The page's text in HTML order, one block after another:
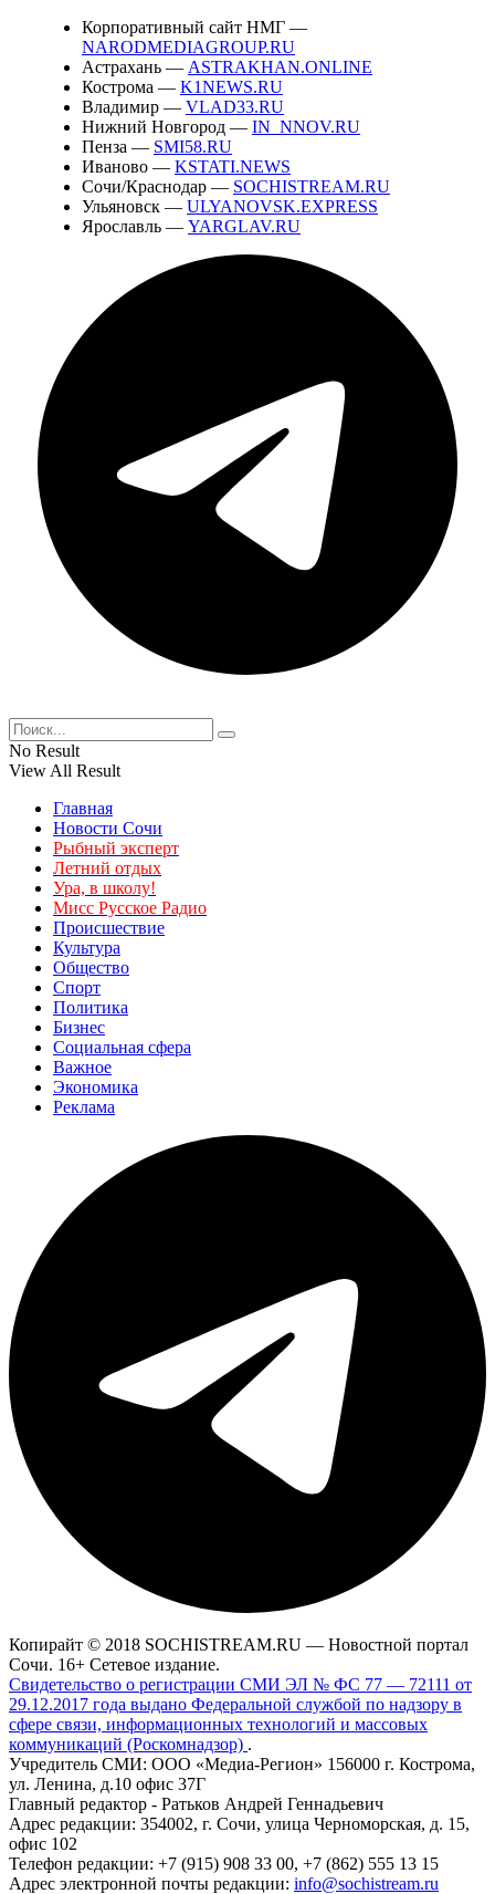
Корпоративный сайт НМГ —
NARODMEDIAGROUP.RU
Астрахань — ASTRAKHAN.ONLINE
Кострома — K1NEWS.RU
Владимир — VLAD33.RU
Нижний Новгород — IN_NNOV.RU
Пенза — SMI58.RU
Иваново — KSTATI.NEWS
Сочи/Краснодар — SOCHISTREAM.RU
Ульяновск — ULYANOVSK.EXPRESS
Ярославль — YARGLAV.RU
No Result
View All Result
Главная
Новости Сочи
Рыбный эксперт
Летний отдых
Ура, в школу!
Мисс Русское Радио
Происшествие
Культура
Общество
Спорт
Политика
Бизнес
Социальная сфера
Важное
Экономика
Реклама
Копирайт © 2018 SOCHISTREAM.RU — Новостной портал
Сочи. 16+ Сетевое издание.
Свидетельство о регистрации СМИ ЭЛ № ФС 77 — 72111 от
29.12.2017 года выдано Федеральной службой по надзору в
сфере связи, информационных технологий и массовых
коммуникаций (Роскомнадзор) .
Учредитель СМИ: ООО «Медиа-Регион» 156000 г. Кострома,
ул. Ленина, д.10 офис 37Г
Главный редактор - Ратьков Андрей Геннадьевич
Адрес редакции: 354002, г. Сочи, улица Черноморская, д. 15,
офис 102
Телефон редакции: +7 (915) 908 33 00, +7 (862) 555 13 15
Адрес электронной почты редакции: info@sochistream.ru